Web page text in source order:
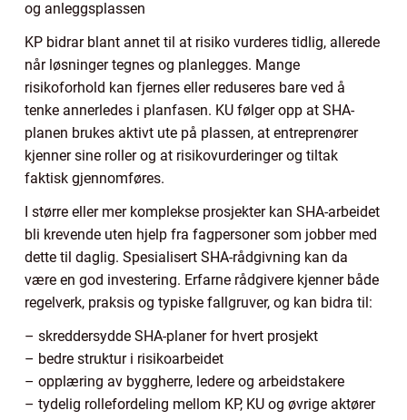
og anleggsplassen
KP bidrar blant annet til at risiko vurderes tidlig, allerede
når løsninger tegnes og planlegges. Mange
risikoforhold kan fjernes eller reduseres bare ved å
tenke annerledes i planfasen. KU følger opp at SHA-
planen brukes aktivt ute på plassen, at entreprenører
kjenner sine roller og at risikovurderinger og tiltak
faktisk gjennomføres.
I større eller mer komplekse prosjekter kan SHA-arbeidet
bli krevende uten hjelp fra fagpersoner som jobber med
dette til daglig. Spesialisert SHA-rådgivning kan da
være en god investering. Erfarne rådgivere kjenner både
regelverk, praksis og typiske fallgruver, og kan bidra til:
– skreddersydde SHA-planer for hvert prosjekt
– bedre struktur i risikoarbeidet
– opplæring av byggherre, ledere og arbeidstakere
– tydelig rollefordeling mellom KP, KU og øvrige aktører